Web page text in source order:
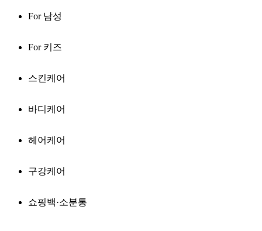
For 남성
For 키즈
스킨케어
바디케어
헤어케어
구강케어
쇼핑백·소분통